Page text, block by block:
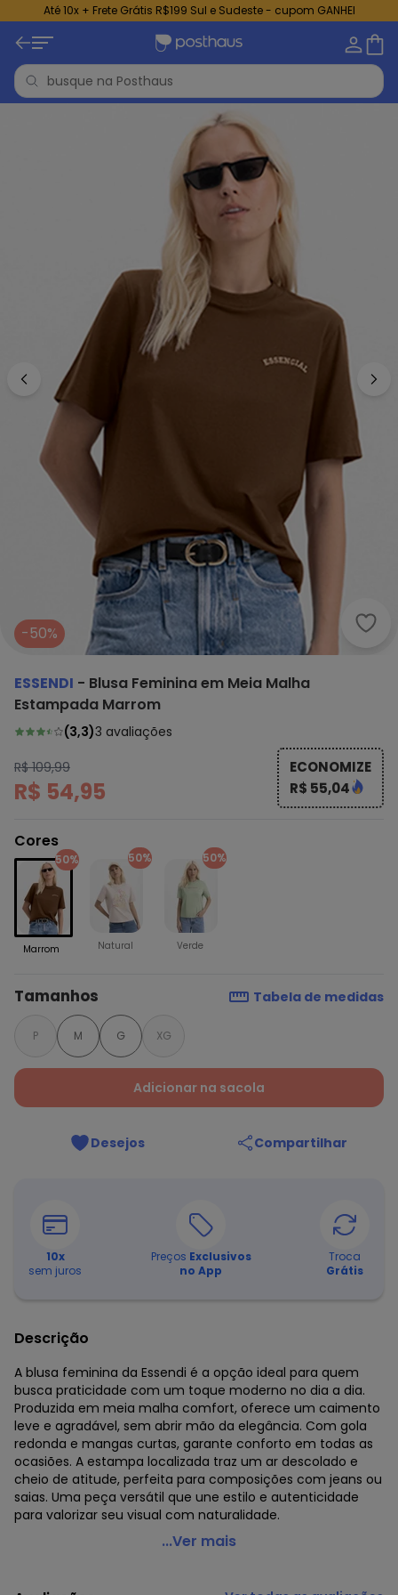
Até 10x + Frete Grátis R$199 Sul e Sudeste - cupom GANHEI
-50%
ESSENDI - Blusa Feminina em Meia Malha
Estampada Marrom
(3,3)3 avaliações
R$ 109,99
R$ 54,95
ECONOMIZE
R$ 55,04
Cores
50%
Marrom
50%
Natural
50%
Verde
Tamanhos Tabela de medidas
P M G XG
Adicionar na sacola
Desejos Compartilhar
10x
sem juros
Preços Exclusivos
no App
Troca
Grátis
Descrição
A blusa feminina da Essendi é a opção ideal para quem
busca praticidade com um toque moderno no dia a dia.
Produzida em meia malha comfort, oferece um caimento
leve e agradável, sem abrir mão da elegância. Com gola
redonda e mangas curtas, garante conforto em todas as
ocasiões. A estampa localizada traz um ar descolado e
cheio de atitude, perfeita para composições com jeans ou
saias. Uma peça versátil que une estilo e autenticidade
para valorizar seu visual com naturalidade.
Essendi - Blusa Feminina em Meia Malha Estampada
Código do produto: 7908817
...Ver mais